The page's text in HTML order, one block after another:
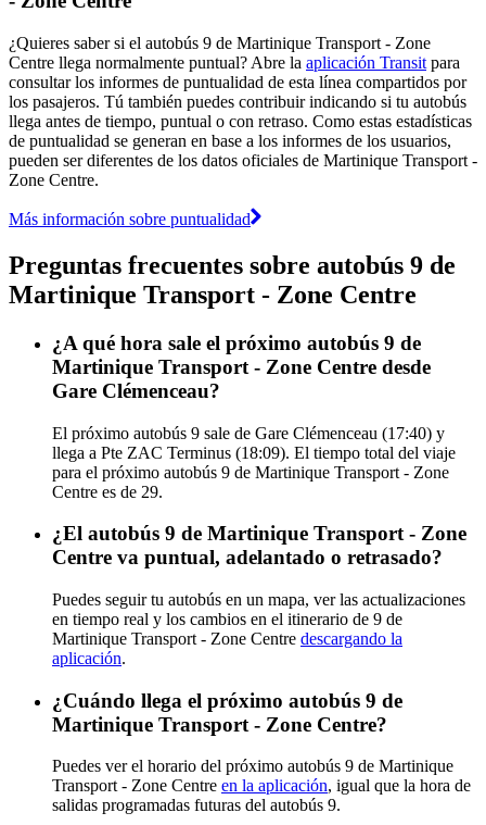
¿Quieres saber si el autobús 9 de Martinique Transport - Zone
Centre llega normalmente puntual? Abre la aplicación Transit para
consultar los informes de puntualidad de esta línea compartidos por
los pasajeros. Tú también puedes contribuir indicando si tu autobús
llega antes de tiempo, puntual o con retraso. Como estas estadísticas
de puntualidad se generan en base a los informes de los usuarios,
pueden ser diferentes de los datos oficiales de Martinique Transport -
Zone Centre.
Más información sobre puntualidad
Preguntas frecuentes sobre autobús 9 de
Martinique Transport - Zone Centre
¿A qué hora sale el próximo autobús 9 de
Martinique Transport - Zone Centre desde
Gare Clémenceau?
El próximo autobús 9 sale de Gare Clémenceau (17:40) y
llega a Pte ZAC Terminus (18:09). El tiempo total del viaje
para el próximo autobús 9 de Martinique Transport - Zone
Centre es de 29.
¿El autobús 9 de Martinique Transport - Zone
Centre va puntual, adelantado o retrasado?
Puedes seguir tu autobús en un mapa, ver las actualizaciones
en tiempo real y los cambios en el itinerario de 9 de
Martinique Transport - Zone Centre descargando la
aplicación.
¿Cuándo llega el próximo autobús 9 de
Martinique Transport - Zone Centre?
Puedes ver el horario del próximo autobús 9 de Martinique
Transport - Zone Centre en la aplicación, igual que la hora de
salidas programadas futuras del autobús 9.